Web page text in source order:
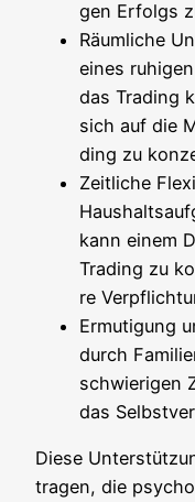
gen Erfolgs
Räum­li­che
eines
das Tra­ding
sich auf die
ding zu
Zeit­li­che
kann einem
Tra­ding zu
re
Ermu­ti­gung
durch
schwie­ri­gen
das
Die­se
tra­gen, die